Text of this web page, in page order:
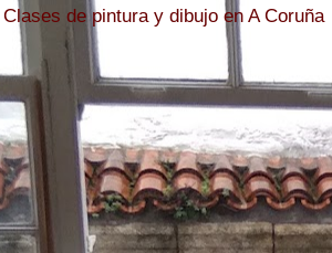
Clases de pintura y dibujo en A Coruña